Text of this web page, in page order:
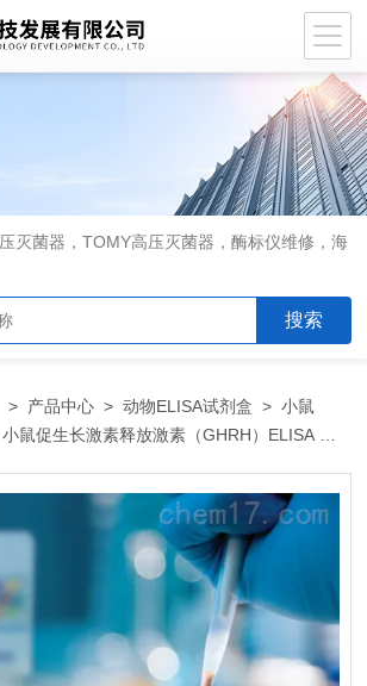
灭菌器，TOMY高压灭菌器，酶标仪维修，海
> 产品中心 >动物ELISA试剂盒 >小鼠
鼠促生长激素释放激素（GHRH）ELISA 试